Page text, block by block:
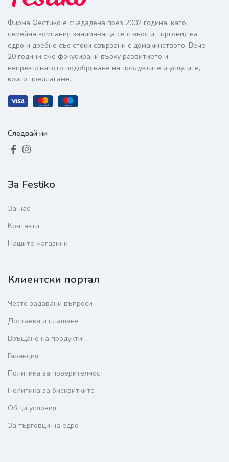
Фирма Фестико е създадена през 2002 година, като
семейна компания занимаваща се с внос и търговия на
едро и дребно със стоки свързани с домакинството. Вече
20 години сме фокусирани върху развитието и
непрекъснатото подобряване на продуктите и услугите,
които предлагаме.
Следвай ни
За Festiko
За нас
Контакти
Нашите магазини
Клиентски портал
Често задавани въпроси
Доставка и плащане
Връщане на продукти
Гаранция
Политика за поверителност
Политика за бисквитките
Общи условия
За търговци на едро